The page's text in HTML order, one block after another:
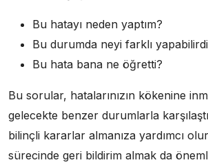
Bu hatayı neden yaptım?
Bu durumda neyi farklı
Bu hata bana ne öğretti?
Bu sorular, hatalarınızın kökenine
gelecekte benzer durumlarla
bilinçli kararlar almanıza yardımcı
sürecinde geri bildirim almak da